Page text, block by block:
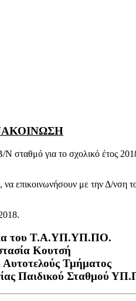
σταθμό για το σχολικό έτος
επικοινωνήσουν με την Δ/νση
του Τ.Α.ΥΠ.ΥΠ.ΠΟ.
Κουτσή
Αυτοτελούς Τμήματος
Παιδικού Σταθμού